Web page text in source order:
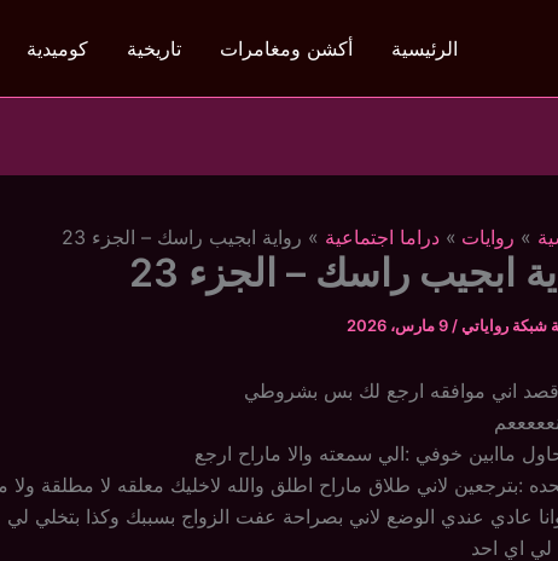
الرئيسية أكشن ومغامرات تاريخية كوميدية
روايات دراما اجتماعية رواية ابجيب راسك – الجزء 23
ابجيب راسك – الجزء 23
شبكة رواياتي/ 9 مارس، 2026
اني موافقه ارجع لك بس بشروطي
ماابين خوفي :الي سمعته والا ماراح ارجع
:بترجعين لاني طلاق ماراح اطلق والله لاخليك معلقه لا مطلقة ولا
عادي عندي الوضع لاني بصراحة عفت الزواج بسببك وكذا بتخلي
لي اي احد